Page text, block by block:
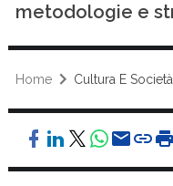
metodologie e
Home Cultura E